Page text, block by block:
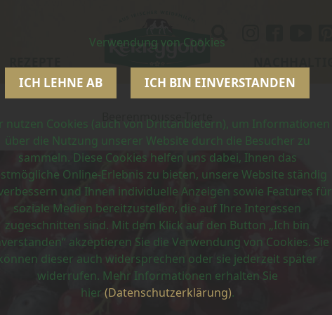
Verwendung von Cookies
ICH LEHNE AB ICH BIN EINVERSTANDEN
nutzen Cookies (auch von Drittanbietern), um Informationen
über die Nutzung unserer Website durch die Besucher zu
sammeln. Diese Cookies helfen uns dabei, Ihnen das
Online-Erlebnis zu bieten, unsere Website ständig
und Ihnen individuelle Anzeigen sowie Features für
soziale Medien bereitzustellen, die auf Ihre Interessen
zugeschnitten sind. Mit dem Klick auf den Button „Ich bin
akzeptieren Sie die Verwendung von Cookies. Sie
dieser auch widersprechen oder sie jederzeit später
widerrufen. Mehr Informationen erhalten Sie
hier (Datenschutzerklärung).
Beerenmousse-Torte